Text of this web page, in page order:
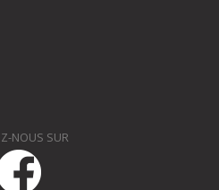
NOUS SUR